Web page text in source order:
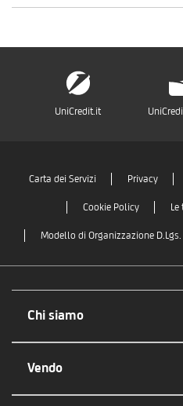
UniCredit.it
Carta dei Servizi Privacy
Cookie Policy
Modello di Organizzazione
Chi siamo
Vendo